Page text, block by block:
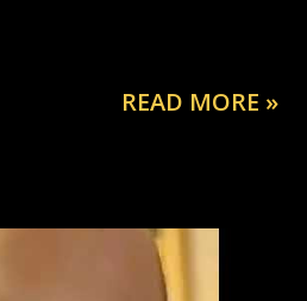
READ MORE »